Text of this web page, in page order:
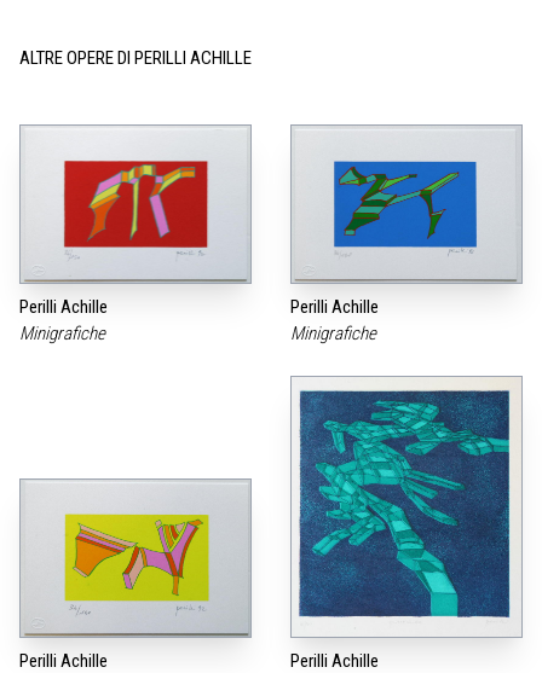
ALTRE OPERE DI PERILLI ACHILLE
Perilli Achille
Minigrafiche
Perilli Achille
Minigrafiche
Perilli Achille
Perilli Achille